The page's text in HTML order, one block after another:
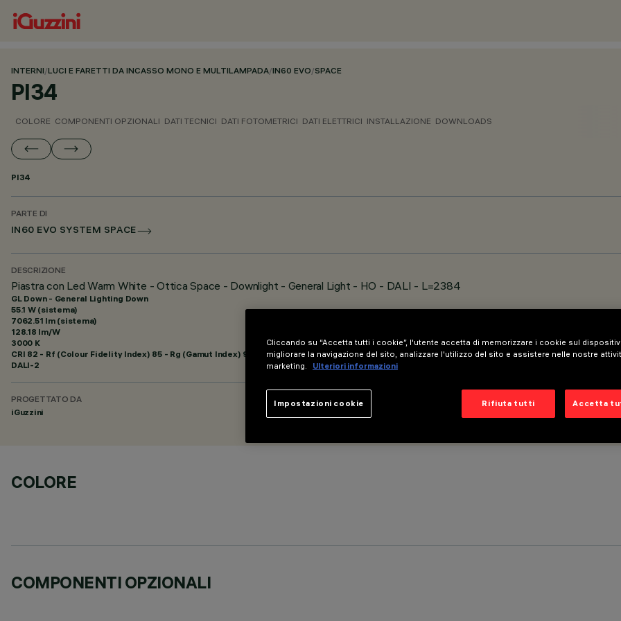
INTERNI/LUCI E FARETTI DA INCASSO MONO E MULTILAMPADA/IN60 EVO/SPACE
PI34
COLORE COMPONENTI OPZIONALI DATI TECNICI DATI FOTOMETRICI DATI ELETTRICI INSTALLAZIONE DOWNLOADS
PI34
PARTE DI
IN60 EVO SYSTEM SPACE
DESCRIZIONE
Piastra con Led Warm White - Ottica Space - Downlight - General Light - HO - DALI - L=2384
GL Down - General Lighting Down
55.1 W (sistema)
7062.51 lm (sistema)
128.18 lm/W
3000 K
CRI 82 - Rf (Colour Fidelity Index) 85 - Rg (Gamut Index) 95
DALI-2
PROGETTATO DA
iGuzzini
COLORE
COMPONENTI OPZIONALI
Cliccando su “Accetta tutti i cookie”, l'utente accetta di memorizzare i cookie sul
migliorare la navigazione del sito, analizzare l'utilizzo del sito e assistere nelle nostre
marketing.
Ulteriori informazioni
Rifiuta tutti Accetta
Impostazioni cookie